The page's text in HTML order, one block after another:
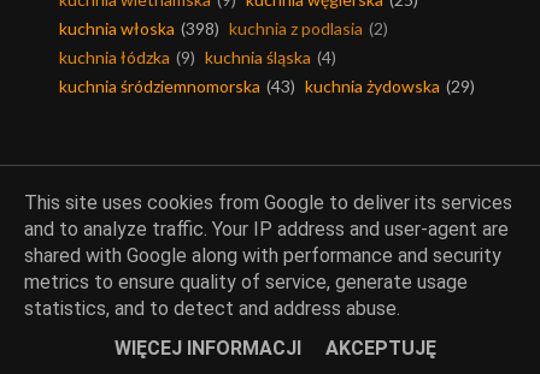
kuchnia włoska (398) kuchnia z podlasia (2)
kuchnia łódzka (9) kuchnia śląska (4)
kuchnia śródziemnomorska (43) kuchnia żydowska (29)
Piekarnia Amber, Wspólne
gotowanie, Akcje
akcje (191) piekarnia amber
(79)
This site uses cookies from Google to deliver its services
and to analyze traffic. Your IP address and user-agent are
shared with Google along with performance and security
metrics to ensure quality of service, generate usage
statistics, and to detect and address abuse.
WIĘCEJ INFORMACJI
AKCEPTUJĘ